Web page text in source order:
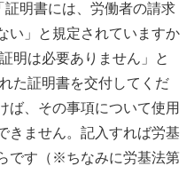
明書には、労働者の請求
い」と規定されていますか
明は必要ありません」と
た証明書を交付してくだ
ば、その事項について使用
きません。記入すれば労基
です（※ちなみに労基法第